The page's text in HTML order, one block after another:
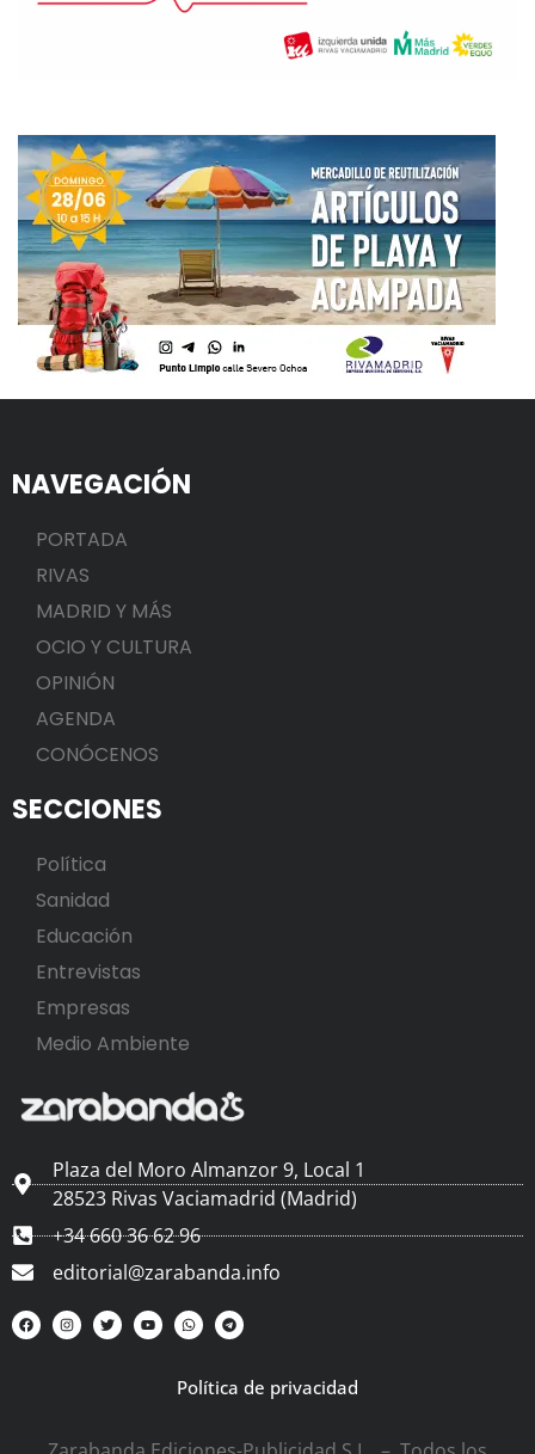
NAVEGACIÓN
PORTADA
RIVAS
MADRID Y MÁS
OCIO Y CULTURA
OPINIÓN
AGENDA
CONÓCENOS
SECCIONES
Política
Sanidad
Educación
Entrevistas
Empresas
Medio Ambiente
Plaza del Moro Almanzor 9, Local 1
28523 Rivas Vaciamadrid (Madrid)
+34 660 36 62 96
editorial@zarabanda.info
Política de privacidad